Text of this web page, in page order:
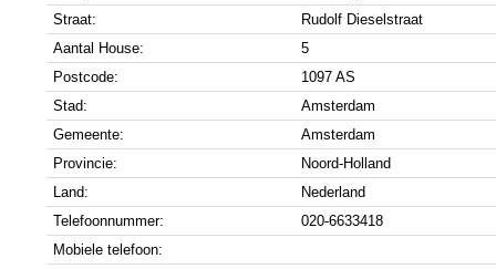
Straat:
Rudolf Dieselstraat
Aantal House:
5
Postcode:
1097 AS
Stad:
Amsterdam
Gemeente:
Amsterdam
Provincie:
Noord-Holland
Land:
Nederland
Telefoonnummer:
020-6633418
Mobiele telefoon: